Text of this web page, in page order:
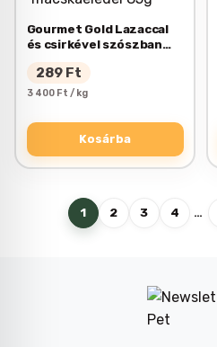
Gourmet Gold Lazaccal
és csirkével szószban
nedves macskaeledel
85g
289 Ft
3 400 Ft / kg
Kosárba
1 2 3 4 …